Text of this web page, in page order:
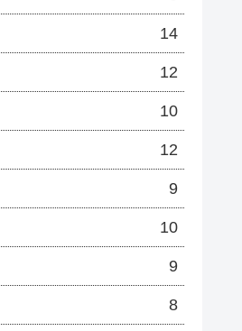
14
12
10
12
9
10
9
8